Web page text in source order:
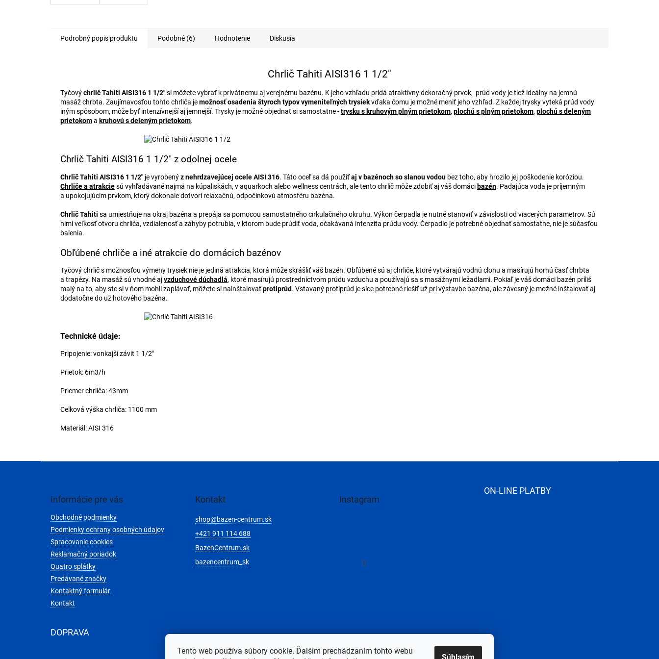
Tento web používa súbory cookie. Ďalším prechádzaním tohto webu
M
O
Podrobný popis produktu Podobné (6) Hodnotenie Diskusia
Chrlič Tahiti AISI316 1 1/2"
Tyčovýchrlič Tahiti AISI316 1 1/2"si môžete vybrať k privátnemu aj verejnému bazénu. K jeho vzhľadu pridá atraktívny dekoračný prvok, prúd vody je tiež ideálny na jemnú
masáž chrbta. Zaujímavosťou tohto chrliča jemožnosť osadenia štyroch typov vymeniteľných trysiekvďaka čomu je možné meniť jeho vzhľad. Z každej trysky vyteká prúd vody
iným spôsobom, môže byť intenzívnejší aj jemnejší. Trysky je možné objednať si samostatne -trysku s kruhovým plným prietokom, plochú s plným prietokom, plochú s deleným
prietokoma kruhovú s deleným prietokom.
Chrlič Tahiti AISI316 1 1/2" z odolnej ocele
Chrlič Tahiti AISI316 1 1/2" je vyrobenýz nehrdzavejúcej ocele AISI 316. Táto oceľ sa dá použiťaj v bazénoch so slanou vodou bez toho, aby hrozilo jej poškodenie koróziou.
Chrliče a atrakciesú vyhľadávané najmä na kúpaliskách, v aquarkoch alebo wellness centrách, ale tento chrlič môže zdobiť aj váš domácibazén. Padajúca voda je príjemným
a upokojujúcim prvkom, ktorý dokonale dotvorí relaxačnú, odpočinkovú atmosféru bazéna.
Chrlič Tahiti sa umiestňuje na okraj bazéna a prepája sa pomocou samostatného cirkulačného okruhu. Výkon čerpadla je nutné stanoviť v závislosti od viacerých parametrov. Sú
nimi veľkosť otvoru chrliča, vzdialenosť a záhyby potrubia, v ktorom bude prúdiť voda, očakávaná intenzita prúdu vody. Čerpadlo je potrebné objednať samostatne, nie je súčasťou
balenia.
Obľúbené chrliče a iné atrakcie do domácich bazénov
Tyčový chrlič s možnosťou výmeny trysiek nie je jediná atrakcia, ktorá môže skrášliť váš bazén. Obľúbené sú aj chrliče, ktoré vytvárajú vodnú clonu a masírujú hornú časť chrbta
a trapézy. Na masáž sú vhodné ajvzduchové dúchadlá, ktoré masírujú prostredníctvom prúdu vzduchu a používajú sa s masážnymi ležadlami. Pokiaľ je váš domáci bazén príliš
malý na to, aby ste si v ňom mohli zaplávať, môžete si nainštalovaťprotiprúd. Vstavaný protiprúd je síce potrebné riešiť už pri výstavbe bazéna, ale závesný je možné inštalovať aj
dodatočne do už hotového bazéna.
Technické údaje:
Pripojenie: vonkajší závit 1 1/2"
Prietok: 6m3/h
Priemer chrliča: 43mm
Celková výška chrliča: 1100 mm
Materiál: AISI 316
Informácie pre vás
Obchodné podmienky
Podmienky ochrany osobných údajov
Spracovanie cookies
Reklamačný poriadok
Quatro splátky
Predávané značky
Kontaktný formulár
Kontakt
Kontakt
shop@bazen-centrum.sk
+421 911 114 688
BazenCentrum.sk
bazencentrum_sk
Instagram
ON-LINE PLATBY
DOPRAVA